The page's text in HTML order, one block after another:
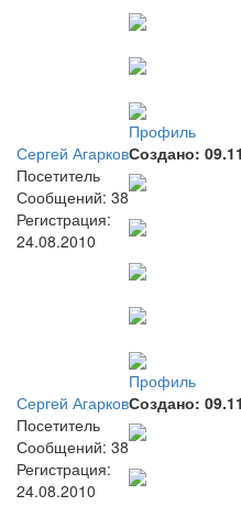
Профиль
Сергей Агарков
Посетитель
Сообщений: 38
Регистрация:
24.08.2010
Создано:
Профиль
Сергей Агарков
Посетитель
Сообщений: 38
Регистрация:
24.08.2010
Создано: